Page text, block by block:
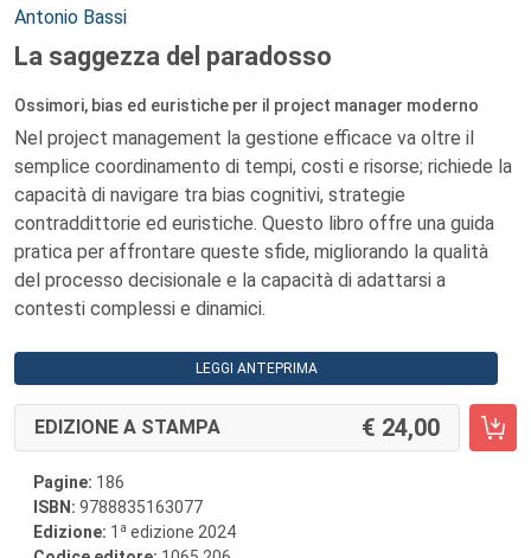
Autori:
Antonio Bassi
La saggezza del paradosso
Ossimori, bias ed euristiche per il project manager moderno
Nel project management la gestione efficace va oltre il
semplice coordinamento di tempi, costi e risorse; richiede la
capacità di navigare tra bias cognitivi, strategie
contraddittorie ed euristiche. Questo libro offre una guida
pratica per affrontare queste sfide, migliorando la qualità
del processo decisionale e la capacità di adattarsi a
contesti complessi e dinamici.
LEGGI ANTEPRIMA
EDIZIONE A STAMPA 24,00
Pagine: 186
ISBN: 9788835163077
Edizione: 1 a edizione 2024